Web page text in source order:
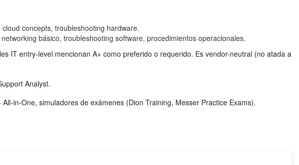
concepts, troubleshooting hardware.
básico, troubleshooting software, procedimientos operacionales.
IT entry-level mencionan A+ como preferido o requerido. Es vendor-neutral (no atada a
Analyst.
in-One, simuladores de exámenes (Dion Training, Messer Practice Exams).